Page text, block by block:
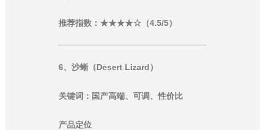
推荐指数：★★★★☆（4.5/5）
6、沙蜥（Desert Lizard）
关键词：国产高端、可调、性价比
产品定位